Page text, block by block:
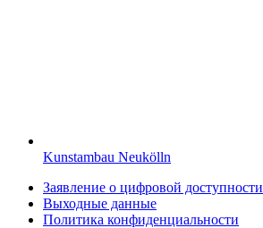
Kunstambau Neukölln
Заявление о цифровой доступности
Выходные данные
Политика конфиденциальности